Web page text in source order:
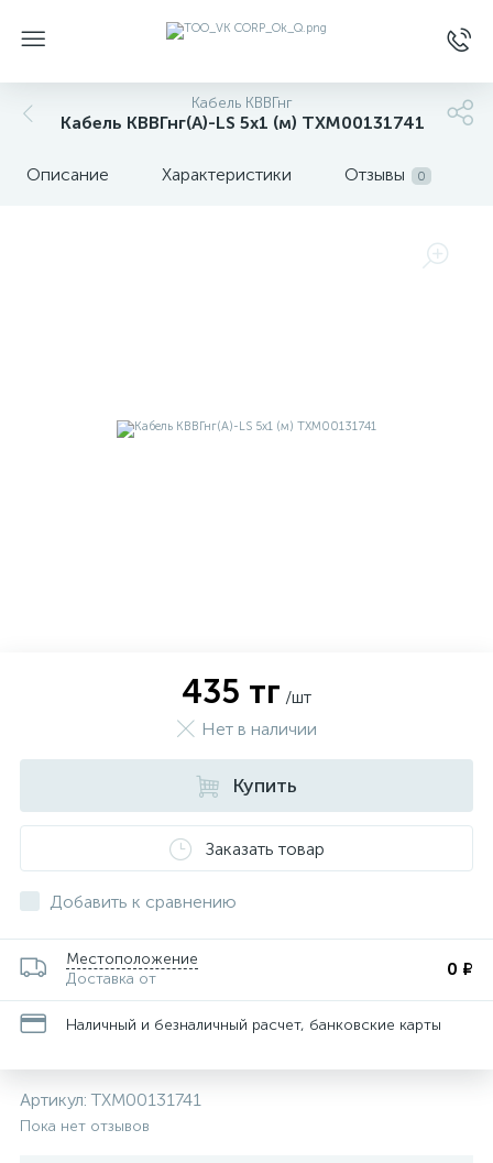
Кабель КВВГнг
Кабель КВВГнг(А)-LS 5х1 (м) ТХМ00131741
Описание Характеристики Отзывы 0
435 тг /шт
Нет в наличии
Купить
Заказать товар
Добавить к сравнению
Местоположение
Доставка от
0 ₽
Наличный и безналичный расчет, банковские карты
Артикул:ТХМ00131741
Пока нет отзывов